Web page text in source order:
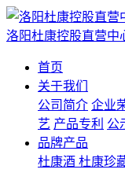
洛阳杜康控股直营中
首页
关于我们
公司简介 企业
艺 产品专利 公
品牌产品
杜康酒 杜康珍